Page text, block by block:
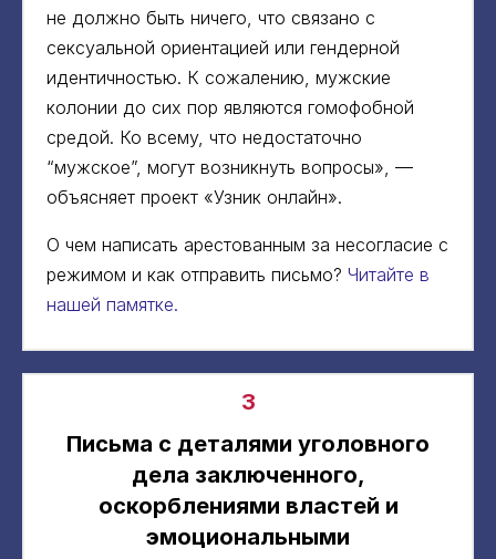
не должно быть ничего, что связано с
сексуальной ориентацией или гендерной
идентичностью. К сожалению, мужские
колонии до сих пор являются гомофобной
средой. Ко всему, что недостаточно
“мужское”, могут возникнуть вопросы», —
объясняет проект «Узник онлайн».
О чем написать арестованным за несогласие с
режимом и как отправить письмо? Читайте в
нашей памятке.
3
Письма с деталями уголовного
дела заключенного,
оскорблениями властей и
эмоциональными